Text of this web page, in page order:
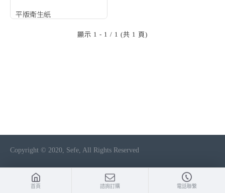
平版衛生紙
顯示 1 - 1 / 1 (共 1 頁)
Copyright © 2020, Sefe, All Rights Reserved
首頁 諮詢訂購 電話聯繫